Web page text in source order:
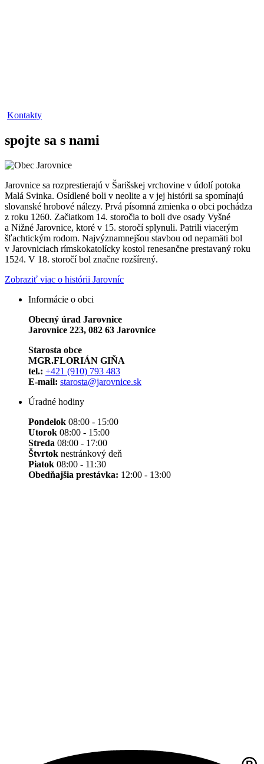
Kontakty
spojte sa s nami
Jarovnice sa rozprestierajú v Šarišskej vrchovine v údolí potoka
Malá Svinka. Osídlené boli v neolite a v jej histórii sa spomínajú
slovanské hrobové nálezy. Prvá písomná zmienka o obci pochádza
z roku 1260. Začiatkom 14. storočia to boli dve osady Vyšné
a Nižné Jarovnice, ktoré v 15. storočí splynuli. Patrili viacerým
šľachtickým rodom. Najvýznamnejšou stavbou od nepamäti bol
v Jarovniciach rímskokatolícky kostol renesančne prestavaný roku
1524. V 18. storočí bol značne rozšírený.
Zobraziť viac o histórii Jarovníc
Informácie o obci
Obecný úrad Jarovnice
Jarovnice 223, 082 63 Jarovnice
Starosta obce
MGR.FLORIÁN GIŇA
tel.: +421 (910) 793 483
E-mail: starosta@jarovnice.sk
Úradné hodiny
Pondelok 08:00 - 15:00
Utorok 08:00 - 15:00
Streda 08:00 - 17:00
Štvrtok nestránkový deň
Piatok 08:00 - 11:30
Obedňajšia prestávka: 12:00 - 13:00